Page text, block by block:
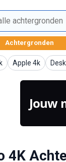
Achtergronden
Apple 4k
Achtergronden
Jouw
4K